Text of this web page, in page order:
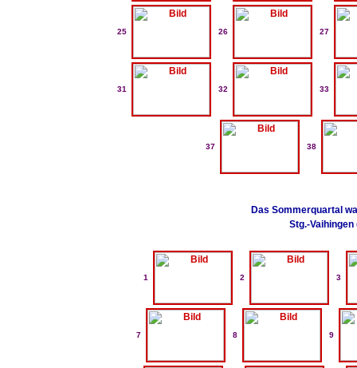
25 26 27
31 32 33
37 38
Das Sommerquartal
Stg.-Vaihingen
1 2 3
7 8 9